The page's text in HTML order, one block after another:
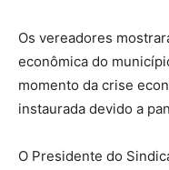
Os vereadores
econômica do
momento da crise
instaurada devido a
O Presidente do